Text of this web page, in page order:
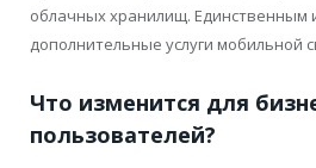
облачных хранилищ. Единственным
дополнительные услуги мобильной
Что изменится для
пользователей?